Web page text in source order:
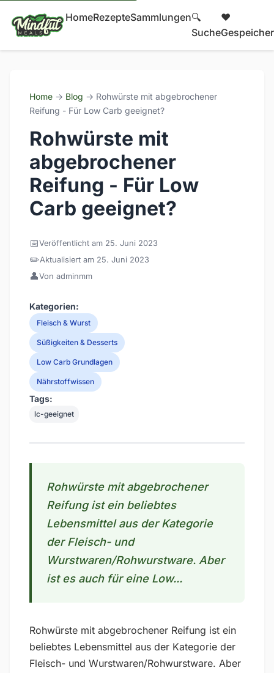
HomeRezepteSammlungen🔍
Suche
❤️
Home → Blog → Rohwürste mit abgebrochener
Reifung - Für Low Carb geeignet?
Rohwürste mit
abgebrochener
Reifung - Für Low
Carb geeignet?
📅Veröffentlicht am 25. Juni 2023
✏️Aktualisiert am 25. Juni 2023
👤Von adminmm
Kategorien:
Fleisch & Wurst
Süßigkeiten & Desserts
Low Carb Grundlagen
Nährstoffwissen
Tags:
lc-geeignet
Rohwürste mit abgebrochener
Reifung ist ein beliebtes
Lebensmittel aus der Kategorie
der Fleisch- und
Wurstwaren/Rohwurstware. Aber
ist es auch für eine Low...
Rohwürste mit abgebrochener Reifung ist ein
beliebtes Lebensmittel aus der Kategorie der
Fleisch- und Wurstwaren/Rohwurstware. Aber